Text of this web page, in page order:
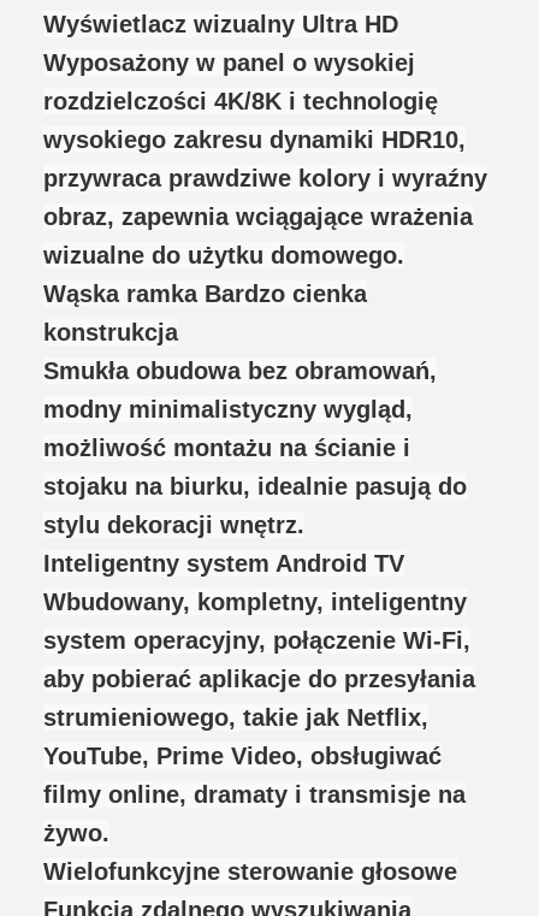
Wyświetlacz wizualny Ultra HD
Wyposażony w panel o wysokiej
rozdzielczości 4K/8K i technologię
wysokiego zakresu dynamiki HDR10,
przywraca prawdziwe kolory i wyraźny
obraz, zapewnia wciągające wrażenia
wizualne do użytku domowego.
Wąska ramka Bardzo cienka
konstrukcja
Smukła obudowa bez obramowań,
modny minimalistyczny wygląd,
możliwość montażu na ścianie i
stojaku na biurku, idealnie pasują do
stylu dekoracji wnętrz.
Inteligentny system Android TV
Wbudowany, kompletny, inteligentny
system operacyjny, połączenie Wi-Fi,
aby pobierać aplikacje do przesyłania
strumieniowego, takie jak Netflix,
YouTube, Prime Video, obsługiwać
filmy online, dramaty i transmisje na
żywo.
Wielofunkcyjne sterowanie głosowe
Funkcja zdalnego wyszukiwania